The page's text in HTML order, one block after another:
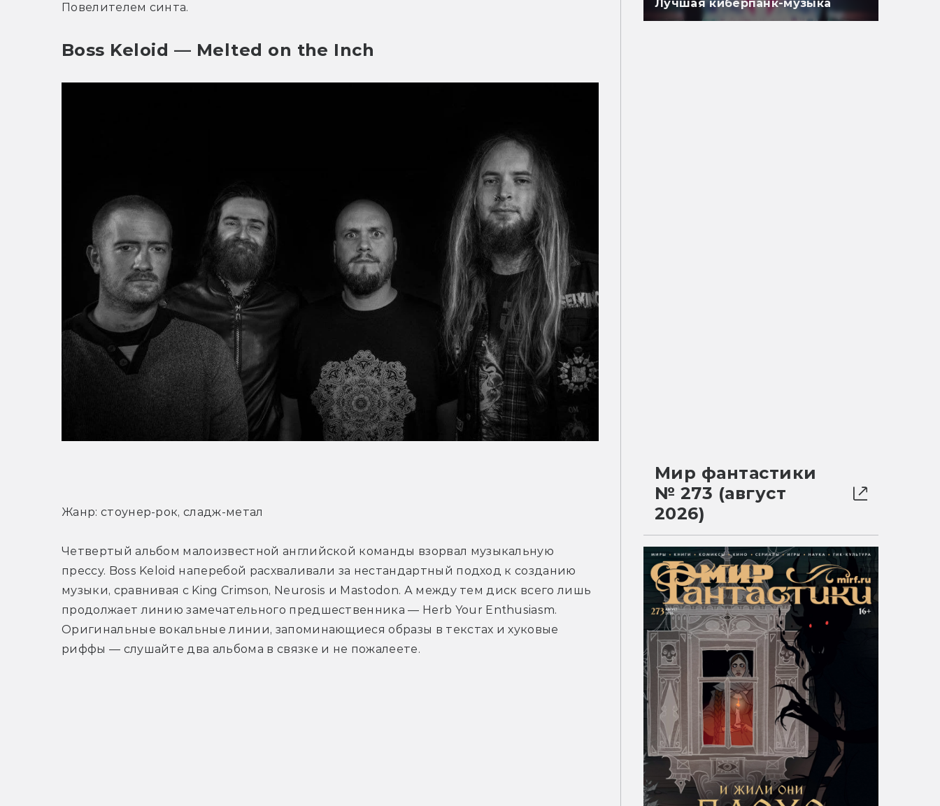
Повелителем синта.
Boss Keloid — Melted on the Inch
Жанр: стоунер-рок, сладж-метал
Четвертый альбом малоизвестной английской команды взорвал музыкальную
прессу. Boss Keloid наперебой расхваливали за нестандартный подход к созданию
музыки, сравнивая с King Crimson, Neurosis и Mastodon. А между тем диск всего лишь
продолжает линию замечательного предшественника — Herb Your Enthusiasm.
Оригинальные вокальные линии, запоминающиеся образы в текстах и хуковые
риффы — слушайте два альбома в связке и не пожалеете.
Лучшая киберпанк-музыка
Мир фантастики
№ 273 (август
2026)